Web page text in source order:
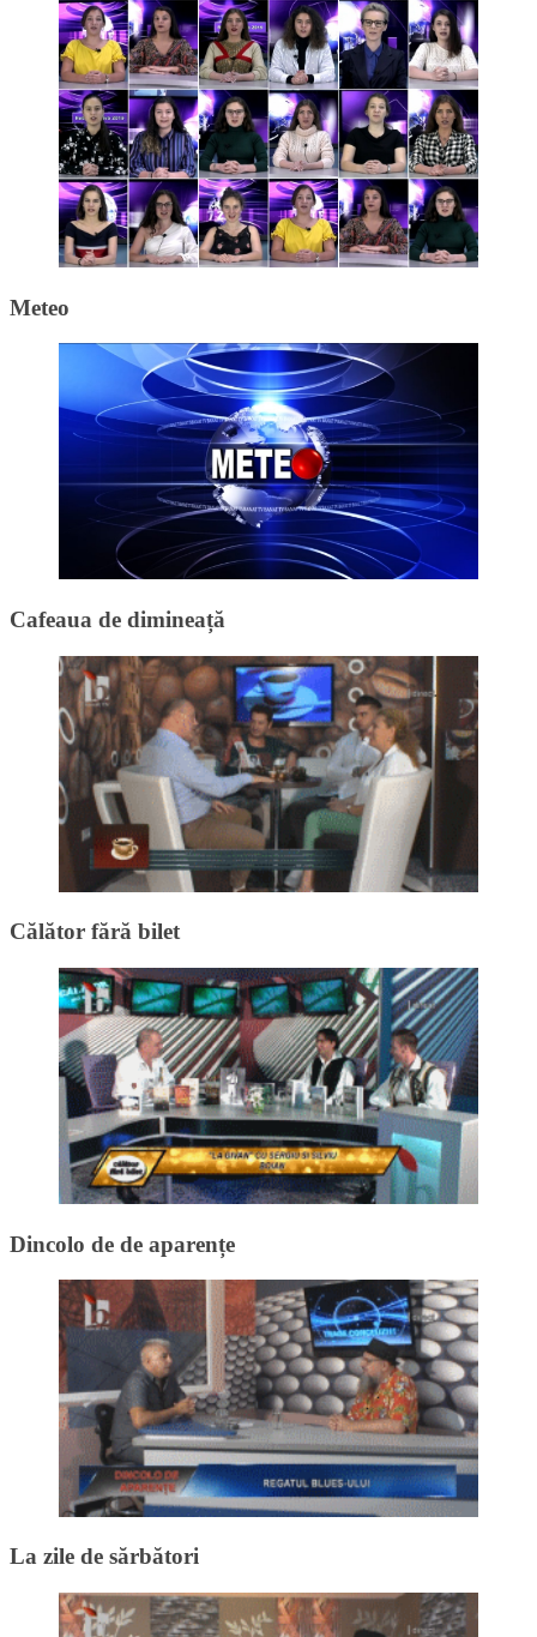
Meteo
Cafeaua de dimineață
Călător fără bilet
Dincolo de de aparențe
La zile de sărbători